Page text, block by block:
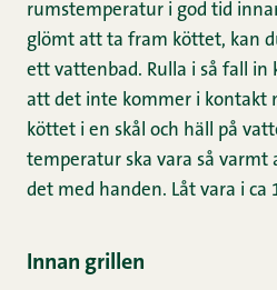
rumstemperatur i god tid
glömt att ta fram köttet, kan
ett vattenbad. Rulla i så fall
att det inte kommer i kontakt
köttet i en skål och häll på
temperatur ska vara så varmt
det med handen. Låt vara i ca
Innan grillen